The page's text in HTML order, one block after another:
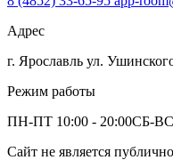
Адрес
г. Ярославль ул.
Режим работы
ПН-ПТ 10:00 - 20:00СБ-ВС
Сайт не является